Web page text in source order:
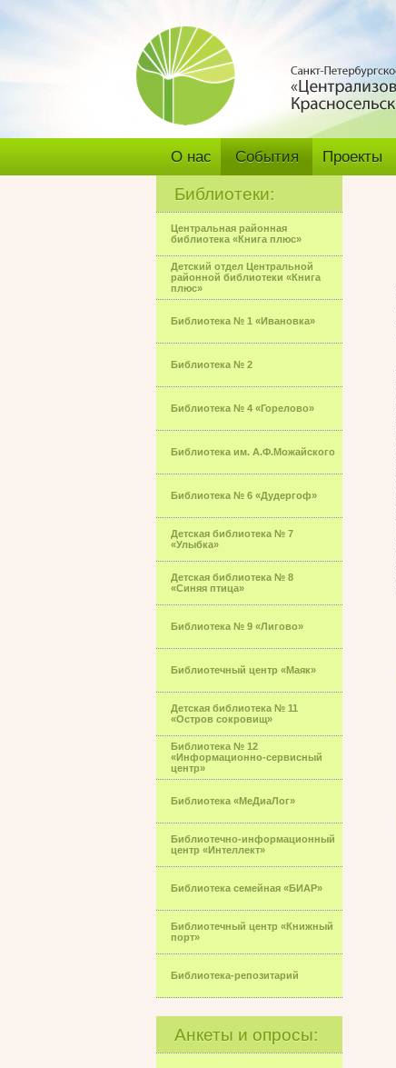
О нас События Проекты
Библиотеки:
Центральная районная
библиотека «Книга плюс»
Детский отдел Центральной
районной библиотеки «Книга
плюс»
Библиотека № 1 «Ивановка»
Библиотека № 2
Библиотека № 4 «Горелово»
Библиотека им. А.Ф.Можайского
Библиотека № 6 «Дудергоф»
Детская библиотека № 7
«Улыбка»
Детская библиотека № 8
«Синяя птица»
Библиотека № 9 «Лигово»
Библиотечный центр «Маяк»
Детская библиотека № 11
«Остров сокровищ»
Библиотека № 12
«Информационно-сервисный
центр»
Библиотека «МеДиаЛог»
Библиотечно-информационный
центр «Интеллект»
Библиотека семейная «БИАР»
Библиотечный центр «Книжный
порт»
Библиотека-репозитарий
Анкеты и опросы: